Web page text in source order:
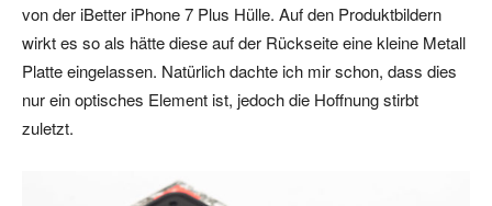
von der iBetter iPhone 7 Plus Hülle. Auf den Produktbildern
wirkt es so als hätte diese auf der Rückseite eine kleine Metall
Platte eingelassen. Natürlich dachte ich mir schon, dass dies
nur ein optisches Element ist, jedoch die Hoffnung stirbt
zuletzt.